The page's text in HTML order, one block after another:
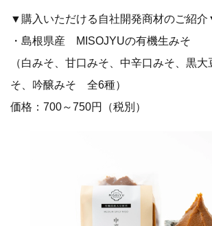
▼購入いただける自社開発商材のご紹
・島根県産 MISOJYUの有機生みそ
（白みそ、甘口みそ、中辛口みそ、黒
そ、吟醸みそ 全6種）
価格：700～750円（税別）